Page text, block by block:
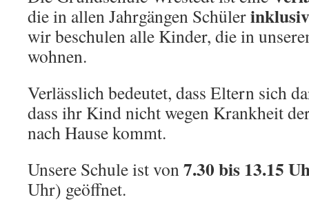
die in allen Jahrgängen Schülerinklusiv
wir beschulen alle Kinder, die in
wohnen.
Verlässlich bedeutet, dass Eltern sich
dass ihr Kind nicht wegen Krankheit
nach Hause kommt.
Unsere Schule ist von7.30 bis 13.15
Uhr) geöffnet.